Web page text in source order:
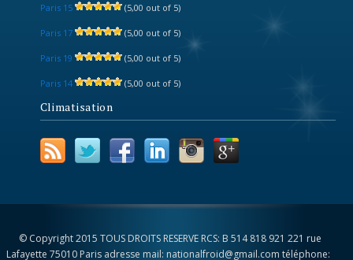
Paris 15 (5,00 out of 5)
Paris 17 (5,00 out of 5)
Paris 19 (5,00 out of 5)
Paris 14 (5,00 out of 5)
Climatisation
© Copyright 2015 TOUS DROITS RESERVE RCS: B 514 818 921 221 rue
Lafayette 75010 Paris adresse mail: nationalfroid@gmail.com téléphone: